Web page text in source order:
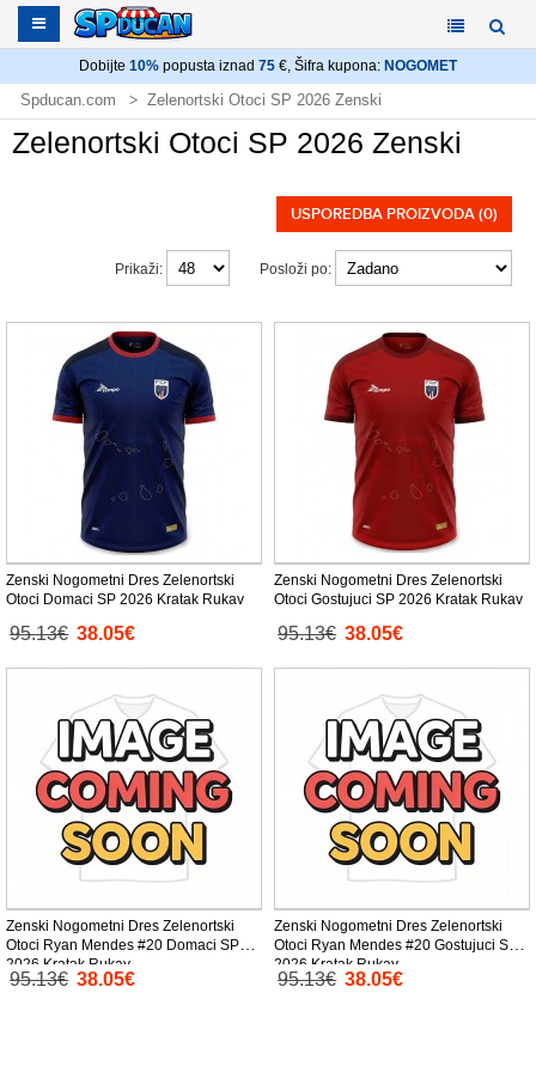
Dobijte 10% popusta iznad 75 €, Šifra kupona: NOGOMET
Spducan.com Zelenortski Otoci SP 2026 Zenski
Zelenortski Otoci SP 2026 Zenski
USPOREDBA PROIZVODA (0)
Posloži po:
Prikaži:
Zenski Nogometni Dres Zelenortski
Otoci Domaci SP 2026 Kratak Rukav
95.13€ 38.05€
Zenski Nogometni Dres Zelenortski
Otoci Gostujuci SP 2026 Kratak Rukav
95.13€ 38.05€
Zenski Nogometni Dres Zelenortski
Otoci Ryan Mendes #20 Domaci SP
2026 Kratak Rukav
95.13€ 38.05€
Zenski Nogometni Dres Zelenortski
Otoci Ryan Mendes #20 Gostujuci SP
2026 Kratak Rukav
95.13€ 38.05€